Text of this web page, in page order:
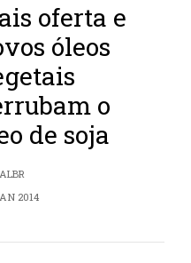
oferta e
óleos
o
de soja
2014